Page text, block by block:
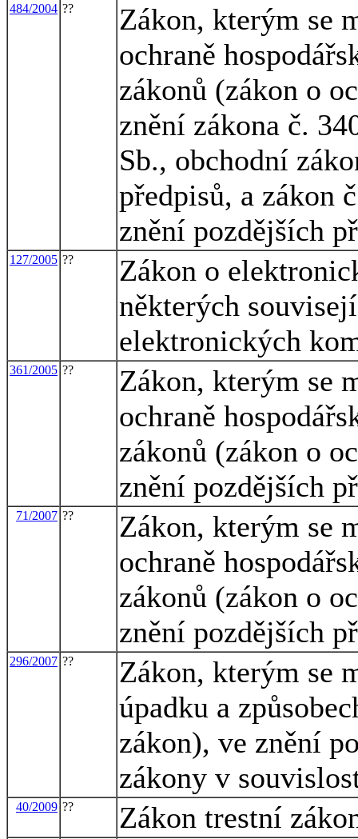
484/2004 ??
Zákon, kterým se
ochraně
zákonů (zákon o
znění zákona č.
Sb., obchodní
předpisů, a zákon
znění pozdějších
127/2005 ??
Zákon o
některých
elektronických
361/2005 ??
Zákon, kterým se
ochraně
zákonů (zákon o
znění pozdějších
71/2007 ??
Zákon, kterým se
ochraně
zákonů (zákon o
znění pozdějších
296/2007 ??
Zákon, kterým se
úpadku a
zákon), ve znění
zákony v
40/2009 ?? Zákon trestní